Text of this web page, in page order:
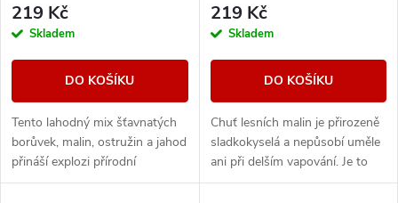
219 Kč
Skladem
DO KOŠÍKU
Tento lahodný mix šťavnatých
borůvek, malin, ostružin a jahod
přináší explozi přírodní
sladkosti a svěžesti v každém
219 Kč
Skladem
DO KOŠÍKU
Chuť lesních malin je přirozeně
sladkokyselá a nepůsobí uměle
ani při delším vapování. Je to
ten typ e-liquidu, který tě